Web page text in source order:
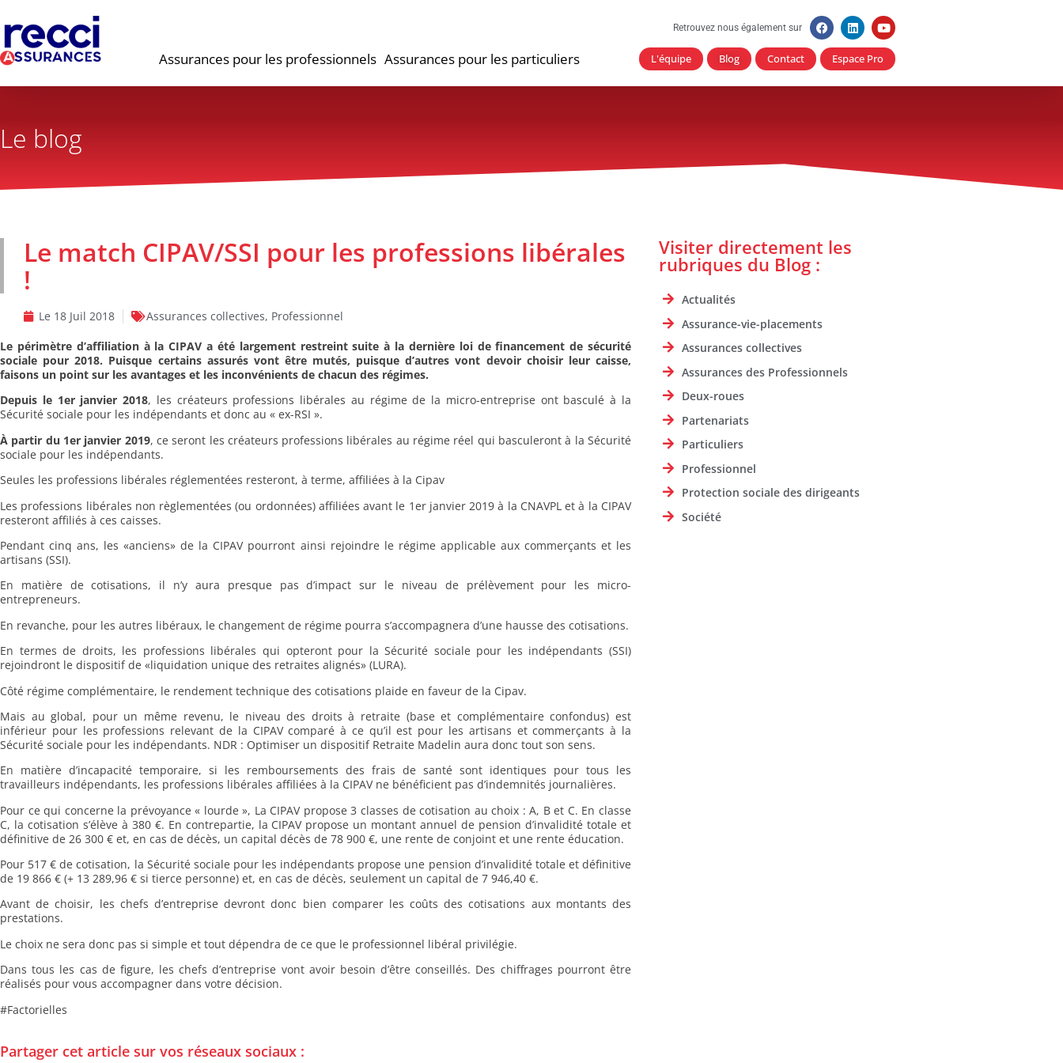
Assurances pour les professionnels Assurances pour les particuliers
Retrouvez nous également sur
L'équipe Blog Contact Espace Pro
Le blog
Le match CIPAV/SSI pour les professions libérales
!
Le 18 Juil 2018 Assurances collectives, Professionnel
Le périmètre d’affiliation à la CIPAV a été largement restreint suite à la dernière loi de financement de sécurité
sociale pour 2018. Puisque certains assurés vont être mutés, puisque d’autres vont devoir choisir leur caisse,
faisons un point sur les avantages et les inconvénients de chacun des régimes.
Depuis le 1er janvier 2018, les créateurs professions libérales au régime de la micro-entreprise ont basculé à la
Sécurité sociale pour les indépendants et donc au « ex-RSI ».
À partir du 1er janvier 2019, ce seront les créateurs professions libérales au régime réel qui basculeront à la Sécurité
sociale pour les indépendants.
Seules les professions libérales réglementées resteront, à terme, affiliées à la Cipav
Les professions libérales non règlementées (ou ordonnées) affiliées avant le 1er janvier 2019 à la CNAVPL et à la CIPAV
resteront affiliés à ces caisses.
Pendant cinq ans, les «anciens» de la CIPAV pourront ainsi rejoindre le régime applicable aux commerçants et les
artisans (SSI).
En matière de cotisations, il n’y aura presque pas d’impact sur le niveau de prélèvement pour les micro-
entrepreneurs.
En revanche, pour les autres libéraux, le changement de régime pourra s’accompagnera d’une hausse des cotisations.
En termes de droits, les professions libérales qui opteront pour la Sécurité sociale pour les indépendants (SSI)
rejoindront le dispositif de «liquidation unique des retraites alignés» (LURA).
Côté régime complémentaire, le rendement technique des cotisations plaide en faveur de la Cipav.
Mais au global, pour un même revenu, le niveau des droits à retraite (base et complémentaire confondus) est
inférieur pour les professions relevant de la CIPAV comparé à ce qu’il est pour les artisans et commerçants à la
Sécurité sociale pour les indépendants. NDR : Optimiser un dispositif Retraite Madelin aura donc tout son sens.
En matière d’incapacité temporaire, si les remboursements des frais de santé sont identiques pour tous les
travailleurs indépendants, les professions libérales affiliées à la CIPAV ne bénéficient pas d’indemnités journalières.
Pour ce qui concerne la prévoyance « lourde », La CIPAV propose 3 classes de cotisation au choix : A, B et C. En classe
C, la cotisation s’élève à 380 €. En contrepartie, la CIPAV propose un montant annuel de pension d’invalidité totale et
définitive de 26 300 € et, en cas de décès, un capital décès de 78 900 €, une rente de conjoint et une rente éducation.
Pour 517 € de cotisation, la Sécurité sociale pour les indépendants propose une pension d’invalidité totale et définitive
de 19 866 € (+ 13 289,96 € si tierce personne) et, en cas de décès, seulement un capital de 7 946,40 €.
Avant de choisir, les chefs d’entreprise devront donc bien comparer les coûts des cotisations aux montants des
prestations.
Le choix ne sera donc pas si simple et tout dépendra de ce que le professionnel libéral privilégie.
Dans tous les cas de figure, les chefs d’entreprise vont avoir besoin d’être conseillés. Des chiffrages pourront être
réalisés pour vous accompagner dans votre décision.
#Factorielles
Partager cet article sur vos réseaux sociaux :
Visiter directement les
rubriques du Blog :
Actualités
Assurance-vie-placements
Assurances collectives
Assurances des Professionnels
Deux-roues
Partenariats
Particuliers
Professionnel
Protection sociale des dirigeants
Société